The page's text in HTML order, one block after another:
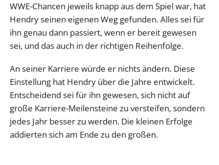
WWE-Chancen jeweils knapp aus dem Spiel war, hat
Hendry seinen eigenen Weg gefunden. Alles sei für
ihn genau dann passiert, wenn er bereit gewesen
sei, und das auch in der richtigen Reihenfolge.
An seiner Karriere würde er nichts ändern. Diese
Einstellung hat Hendry über die Jahre entwickelt.
Entscheidend sei für ihn gewesen, sich nicht auf
große Karriere-Meilensteine zu versteifen, sondern
jedes Jahr besser zu werden. Die kleinen Erfolge
addierten sich am Ende zu den großen.